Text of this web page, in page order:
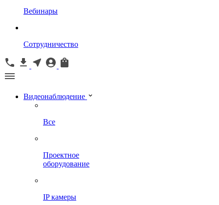
Вебинары
Сотрудничество
Видеонаблюдение
Все
Проектное
оборудование
IP камеры